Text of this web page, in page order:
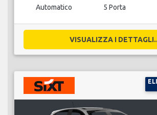
Automatico 5 Porta
VISUALIZZA I